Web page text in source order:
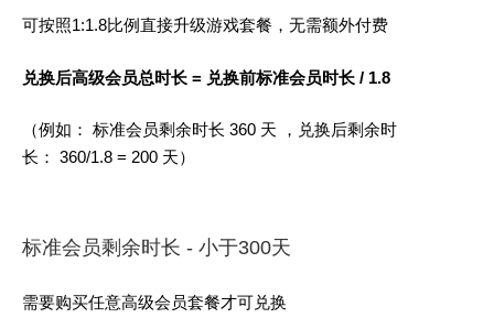
可按照1:1.8比例直接升级游戏套餐，无需额外付费
兑换后高级会员总时长 = 兑换前标准会员时长 / 1.8
（例如： 标准会员剩余时长 360 天 ，兑换后剩余时
长：
360/1.8 = 200 天）
标准会员剩余时长 - 小于300天
需要购买任意高级会员套餐才可兑换